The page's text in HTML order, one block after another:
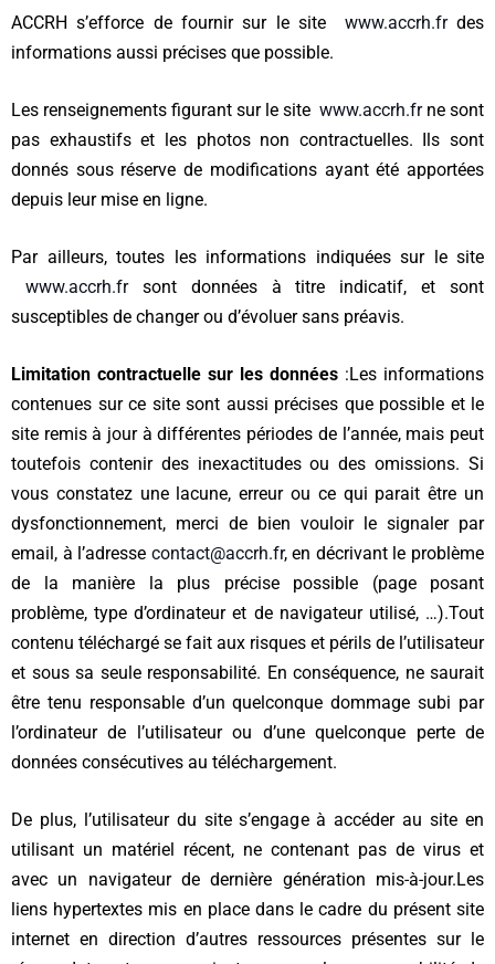
ACCRH s’efforce de fournir sur le site www.accrh.frdes
informations aussi précises que possible.
Les renseignements figurant sur le site www.accrh.frne sont
pas exhaustifs et les photos non contractuelles. Ils sont
donnés sous réserve de modifications ayant été apportées
depuis leur mise en ligne.
Par ailleurs, toutes les informations indiquées sur le site
www.accrh.frsont données à titre indicatif, et sont
susceptibles de changer ou d’évoluer sans préavis.
Limitation contractuelle sur les données :Les informations
contenues sur ce site sont aussi précises que possible et le
site remis à jour à différentes périodes de l’année, mais peut
toutefois contenir des inexactitudes ou des omissions. Si
vous constatez une lacune, erreur ou ce qui parait être un
dysfonctionnement, merci de bien vouloir le signaler par
email, à l’adresse contact@accrh.fr, en décrivant le problème
de la manière la plus précise possible (page posant
problème, type d’ordinateur et de navigateur utilisé, …).Tout
contenu téléchargé se fait aux risques et périls de l’utilisateur
et sous sa seule responsabilité. En conséquence, ne saurait
être tenu responsable d’un quelconque dommage subi par
l’ordinateur de l’utilisateur ou d’une quelconque perte de
données consécutives au téléchargement.
De plus, l’utilisateur du site s’engage à accéder au site en
utilisant un matériel récent, ne contenant pas de virus et
avec un navigateur de dernière génération mis-à-jour.Les
liens hypertextes mis en place dans le cadre du présent site
internet en direction d’autres ressources présentes sur le